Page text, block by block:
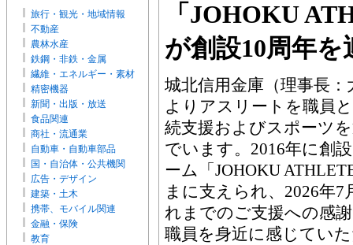
旅行・観光・地域情報
不動産
農林水産
鉄鋼・非鉄・金属
繊維・エネルギー・素材
精密機器
新聞・出版・放送
食品関連
商社・流通業
自動車・自動車部品
国・自治体・公共機関
広告・デザイン
建築・土木
携帯、モバイル関連
金融・保険
教育
「JOHOKU
が創設10周年を
城北信用金庫（理事長
よりアスリートを職員
続支援およびスポーツ
でいます。2016年に創
ーム「JOHOKU
まに支えられ、2026年
れまでのご支援への感
職員を身近に感じてい